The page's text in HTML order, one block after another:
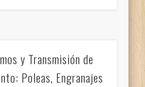
y Transmisión de
Poleas, Engranajes